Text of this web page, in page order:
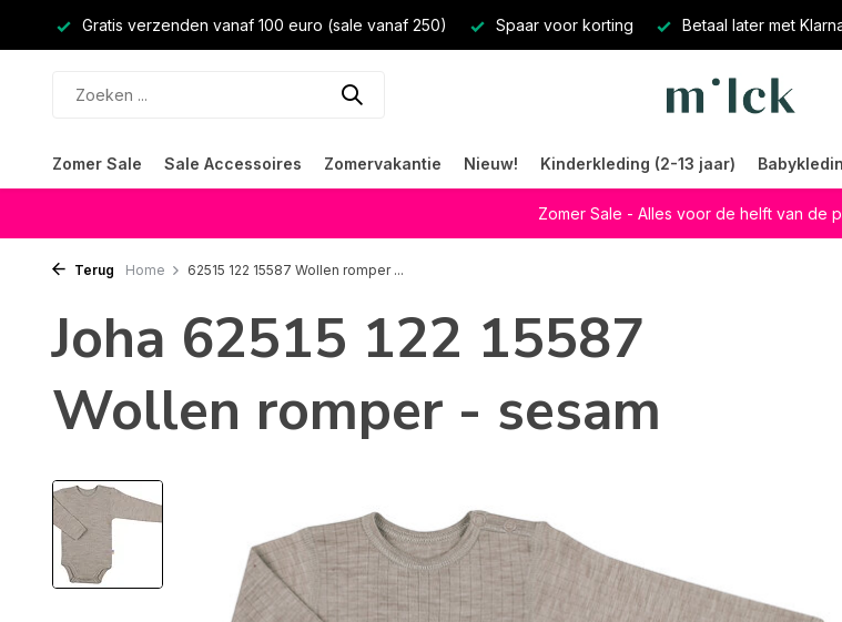
Gratis verzenden vanaf 100 euro (sale vanaf 250) Spaar voor korting Betaal later met
Zomer Sale Sale Accessoires Zomervakantie Nieuw! Kinderkleding (2-13 jaar)
Zomer Sale - Alles voor de helft van de
Terug Home 62515 122 15587 Wollen romper ...
Joha 62515 122 15587
Wollen romper - sesam